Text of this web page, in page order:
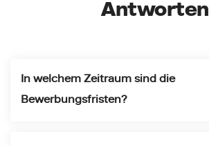
Antworten
In welchem Zeitraum sind die
Bewerbungsfristen?